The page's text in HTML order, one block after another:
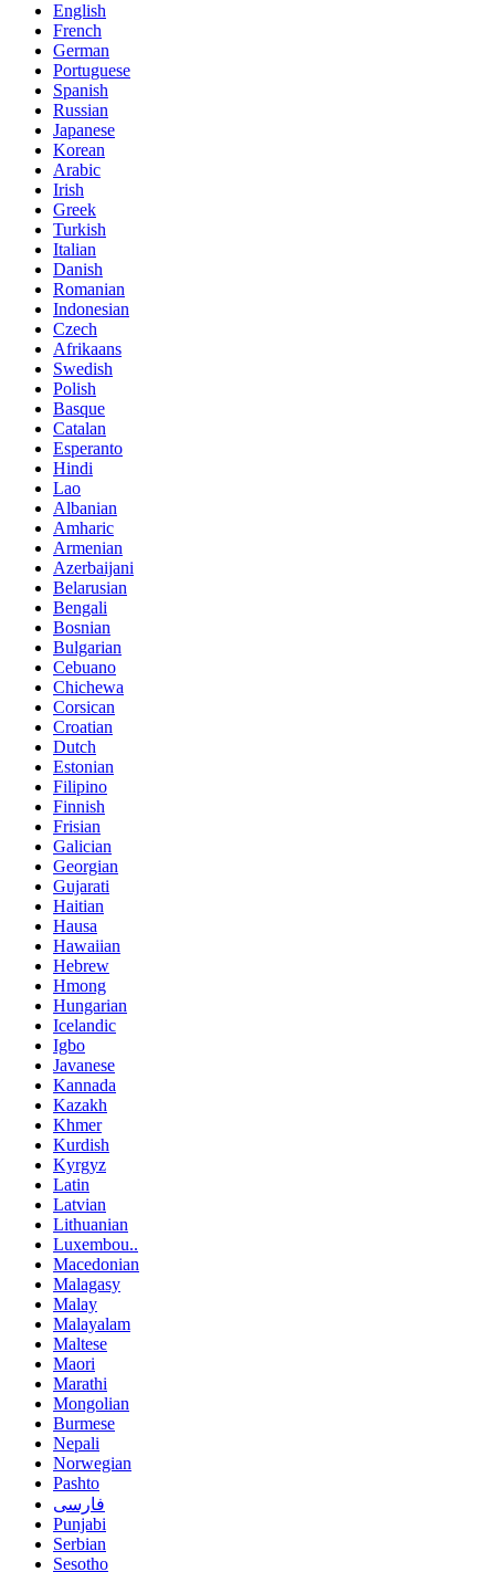
English
French
German
Portuguese
Spanish
Russian
Japanese
Korean
Arabic
Irish
Greek
Turkish
Italian
Danish
Romanian
Indonesian
Czech
Afrikaans
Swedish
Polish
Basque
Catalan
Esperanto
Hindi
Lao
Albanian
Amharic
Armenian
Azerbaijani
Belarusian
Bengali
Bosnian
Bulgarian
Cebuano
Chichewa
Corsican
Croatian
Dutch
Estonian
Filipino
Finnish
Frisian
Galician
Georgian
Gujarati
Haitian
Hausa
Hawaiian
Hebrew
Hmong
Hungarian
Icelandic
Igbo
Javanese
Kannada
Kazakh
Khmer
Kurdish
Kyrgyz
Latin
Latvian
Lithuanian
Luxembou..
Macedonian
Malagasy
Malay
Malayalam
Maltese
Maori
Marathi
Mongolian
Burmese
Nepali
Norwegian
Pashto
فارسی
Punjabi
Serbian
Sesotho